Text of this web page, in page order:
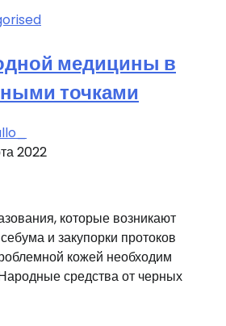
медицины в
точками
2022
которые возникают
и закупорки протоков
кожей необходим
средства от черных